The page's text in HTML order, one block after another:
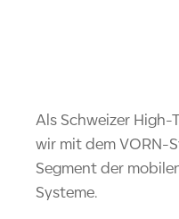
Als Schweizer
wir mit dem VORN-
Segment der
Systeme.